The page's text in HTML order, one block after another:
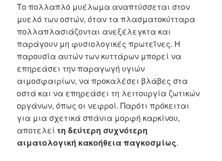
Το πολλαπλό μυέλωμα αναπτύσσεται στον
μυελό των οστών, όταν τα πλασματοκύτταρα
πολλαπλασιάζονται ανεξέλεγκτα και
παράγουν μη φυσιολογικές πρωτεΐνες. Η
παρουσία αυτών των κυττάρων μπορεί να
επηρεάσει την παραγωγή υγιών
αιμοσφαιρίων, να προκαλέσει βλάβες στα
οστά και να επηρεάσει τη λειτουργία ζωτικών
οργάνων, όπως οι νεφροί. Παρότι πρόκειται
για μια σχετικά σπάνια μορφή καρκίνου,
αποτελεί τη δεύτερη συχνότερη
αιματολογική κακοήθεια παγκοσμίως.